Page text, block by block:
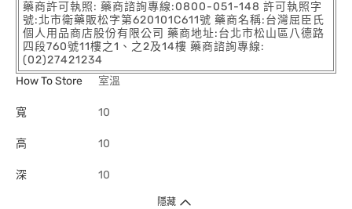
藥商許可執照: 藥商諮詢專線:0800-051-148 許可執照字
號:北市衛藥販松字第620101C611號 藥商名稱:台灣屈臣氏
個人用品商店股份有限公司 藥商地址:台北市松山區八德路
四段760號11樓之1、之2及14樓 藥商諮詢專線:
(02)27421234
How To Store
室溫
寬 10
高 10
深 10
隱藏